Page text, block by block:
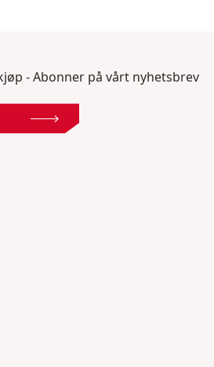
- Abonner på vårt nyhetsbrev